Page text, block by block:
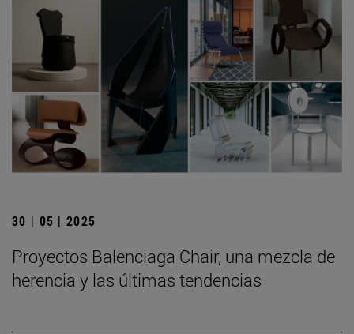
30 | 05 | 2025
Proyectos Balenciaga Chair, una mezcla de
herencia y las últimas tendencias